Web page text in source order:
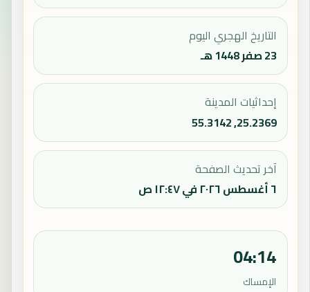
التاريخ الهجري اليوم
23 صفر 1448 هـ
إحداثيات المدينة
25.2369, 55.3142
آخر تحديث الصفحة
٦ أغسطس ٢٠٢٦ في ١٢:٤٧ ص
04:14
الإمساك